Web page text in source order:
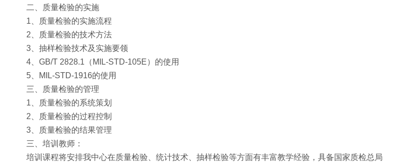
二、质量检验的实施
1、质量检验的实施流程
2、质量检验的技术方法
3、抽样检验技术及实施要领
4、GB/T 2828.1（MIL-STD-105E）的使用
5、MIL-STD-1916的使用
三、质量检验的管理
1、质量检验的系统策划
2、质量检验的过程控制
3、质量检验的结果管理
三、培训教师：
培训课程将安排我中心在质量检验、统计技术、抽样检验等方面有丰富教学经验，具备国家质检总局